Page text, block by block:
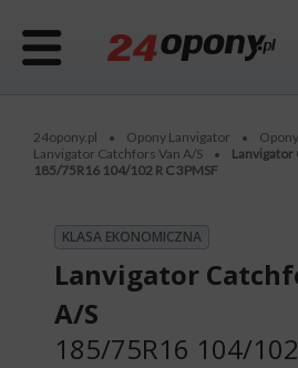
24opony.pl • Opony Lanvigator •
Lanvigator Catchfors Van A/S •
Lanvigator
185/75R16 104/102 R C 3PMSF
KLASA EKONOMICZNA
Lanvigator
A/S
185/75R16 104/